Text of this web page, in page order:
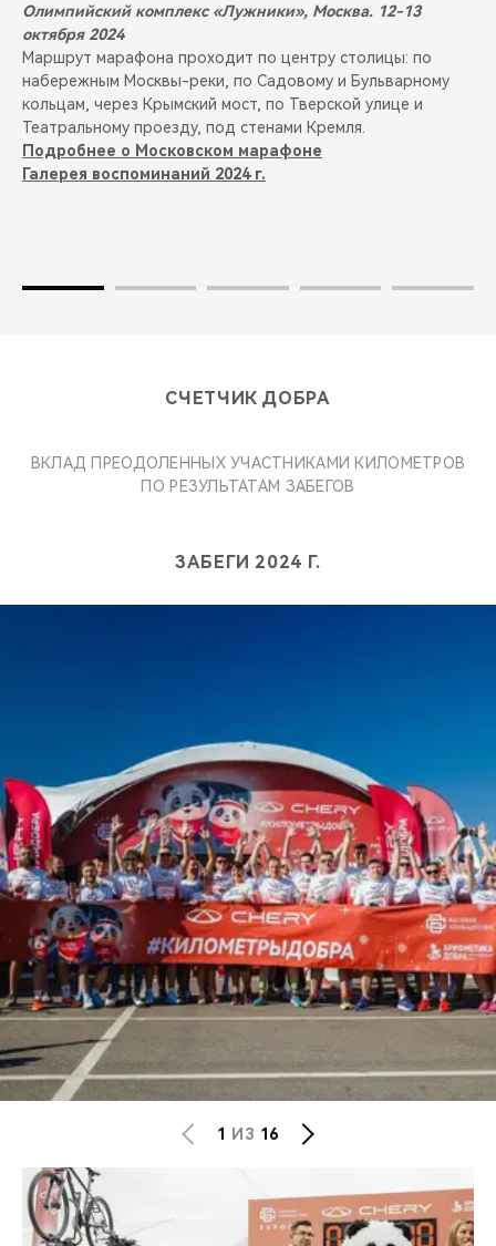
Олимпийский комплекс «Лужники», Москва. 12-13
октября 2024
Маршрут марафона проходит по центру столицы: по
набережным Москвы-реки, по Садовому и Бульварному
кольцам, через Крымский мост, по Тверской улице и
Театральному проезду, под стенами Кремля.
Подробнее о Московском марафоне
Галерея воспоминаний 2024 г.
СЧЕТЧИК ДОБРА
ВКЛАД ПРЕОДОЛЕННЫХ УЧАСТНИКАМИ КИЛОМЕТРОВ
ПО РЕЗУЛЬТАТАМ ЗАБЕГОВ
ЗАБЕГИ 2024 Г.
1 ИЗ 16